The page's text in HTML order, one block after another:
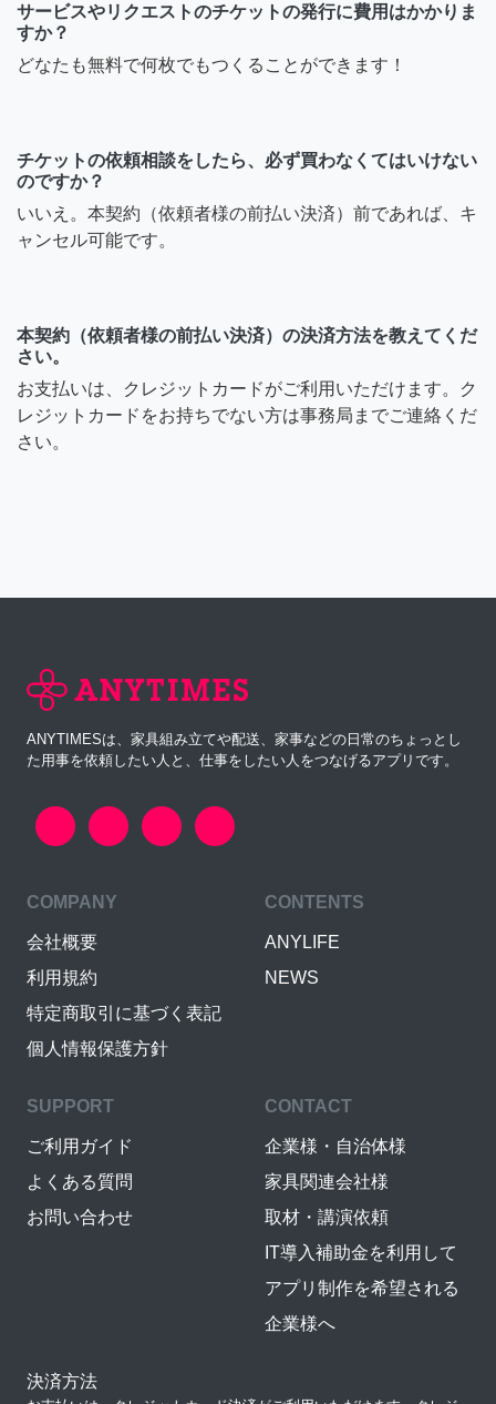
サービスやリクエストのチケットの発行に費用はかかりま
すか？
どなたも無料で何枚でもつくることができます！
チケットの依頼相談をしたら、必ず買わなくてはいけない
のですか？
いいえ。本契約（依頼者様の前払い決済）前であれば、キ
ャンセル可能です。
本契約（依頼者様の前払い決済）の決済方法を教えてくだ
さい。
お支払いは、クレジットカードがご利用いただけます。ク
レジットカードをお持ちでない方は事務局までご連絡くだ
さい。
ANYTIMESは、家具組み立てや配送、家事などの日常のちょっとし
た用事を依頼したい人と、仕事をしたい人をつなげるアプリです。
COMPANY
会社概要
利用規約
特定商取引に基づく表記
個人情報保護方針
CONTENTS
ANYLIFE
NEWS
SUPPORT
ご利用ガイド
よくある質問
お問い合わせ
CONTACT
企業様・自治体様
家具関連会社様
取材・講演依頼
IT導入補助金を利用して
アプリ制作を希望される
企業様へ
決済方法